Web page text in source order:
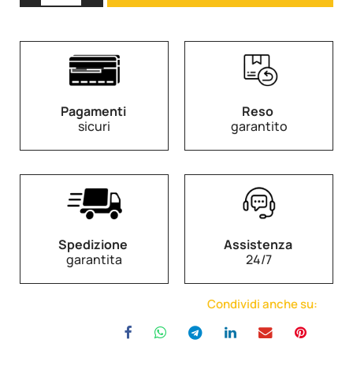
Pagamenti
sicuri
Reso
garantito
Spedizione
garantita
Assistenza
24/7
Condividi anche su: